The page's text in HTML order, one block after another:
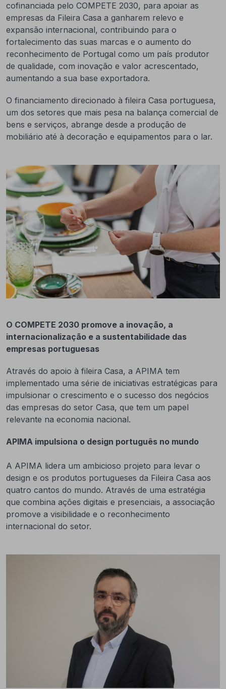
cofinanciada pelo COMPETE 2030, para apoiar as
empresas da Fileira Casa a ganharem relevo e
expansão internacional, contribuindo para o
fortalecimento das suas marcas e o aumento do
reconhecimento de Portugal como um país produtor
de qualidade, com inovação e valor acrescentado,
aumentando a sua base exportadora.
O financiamento direcionado à fileira Casa portuguesa,
um dos setores que mais pesa na balança comercial de
bens e serviços, abrange desde a produção de
mobiliário até à decoração e equipamentos para o lar.
O COMPETE 2030 promove a inovação, a
internacionalização e a sustentabilidade das
empresas portuguesas
Através do apoio à fileira Casa, a APIMA tem
implementado uma série de iniciativas estratégicas para
impulsionar o crescimento e o sucesso dos negócios
das empresas do setor Casa, que tem um papel
relevante na economia nacional.
APIMA impulsiona o design português no mundo
A APIMA lidera um ambicioso projeto para levar o
design e os produtos portugueses da Fileira Casa aos
quatro cantos do mundo. Através de uma estratégia
que combina ações digitais e presenciais, a associação
promove a visibilidade e o reconhecimento
internacional do setor.